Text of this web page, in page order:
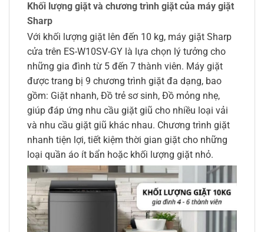
Khối lượng giặt và chương trình giặt của máy giặt
Sharp
Với khối lượng giặt lên đến 10 kg, máy giặt Sharp
cửa trên ES-W10SV-GY là lựa chọn lý tưởng cho
những gia đình từ 5 đến 7 thành viên. Máy giặt
được trang bị 9 chương trình giặt đa dạng, bao
gồm: Giặt nhanh, Đồ trẻ sơ sinh, Đồ mỏng nhẹ,
giúp đáp ứng nhu cầu giặt giũ cho nhiều loại vải
và nhu cầu giặt giũ khác nhau. Chương trình giặt
nhanh tiện lợi, tiết kiệm thời gian giặt cho những
loại quần áo ít bẩn hoặc khối lượng giặt nhỏ.